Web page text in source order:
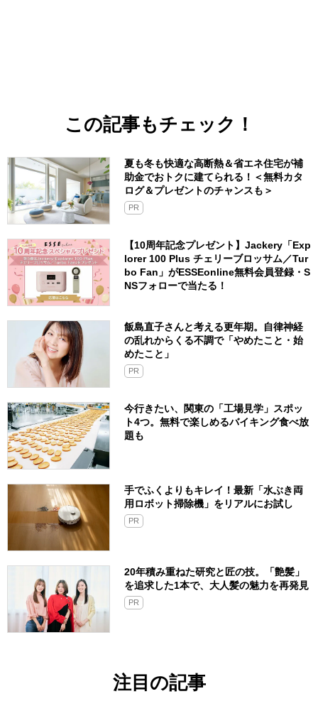
この記事もチェック！
夏も冬も快適な高断熱＆省エネ住宅が補
助金でおトクに建てられる！＜無料カタ
ログ＆プレゼントのチャンスも＞
PR
【10周年記念プレゼント】Jackery「Exp
lorer 100 Plus チェリーブロッサム／Tur
bo Fan」がESSEonline無料会員登録・S
NSフォローで当たる！
飯島直子さんと考える更年期。自律神経
の乱れからくる不調で「やめたこと・始
めたこと」
PR
今行きたい、関東の「工場見学」スポッ
ト4つ。無料で楽しめるバイキング食べ放
題も
手でふくよりもキレイ！最新「水ぶき両
用ロボット掃除機」をリアルにお試し
PR
20年積み重ねた研究と匠の技。「艶髪」
を追求した1本で、大人髪の魅力を再発見
PR
注目の記事